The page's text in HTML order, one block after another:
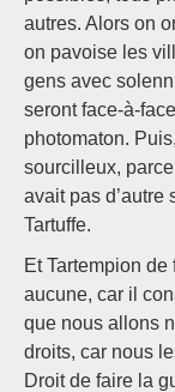
autres. Alors on
on pavoise les
gens avec
seront face-à-
photomaton.
sourcilleux, parce
avait pas d’autre
Tartuffe.
Et Tartempion
aucune, car il
que nous allons
droits, car nous
Droit de faire la